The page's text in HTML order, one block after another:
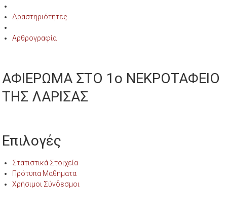
Δραστηριότητες
Αρθρογραφία
ΑΦΙΕΡΩΜΑ ΣΤΟ 1ο ΝΕΚΡΟΤΑΦΕΙΟ
ΤΗΣ ΛΑΡΙΣΑΣ
Επιλογές
Στατιστικά Στοιχεία
Πρότυπα Μαθήματα
Χρήσιμοι Σύνδεσμοι